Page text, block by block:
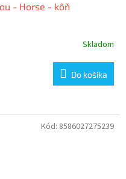
- Horse - kôň
Skladom
Do košíka
Kód: 8586027275239